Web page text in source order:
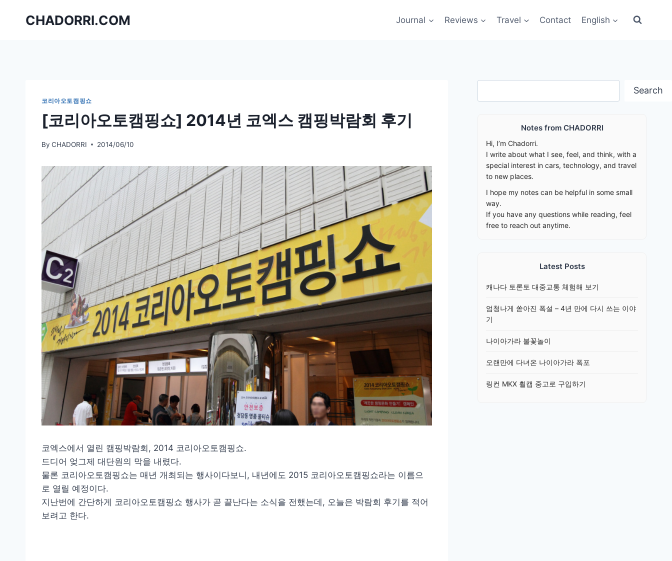
CHADORRI.COM Journal Reviews Travel Contact English
코리아오토캠핑쇼
[코리아오토캠핑쇼] 2014년 코엑스 캠핑박람회 후기
By CHADORRI 2014/06/10
코엑스에서 열린 캠핑박람회, 2014 코리아오토캠핑쇼.
드디어 엊그제 대단원의 막을 내렸다.
물론 코리아오토캠핑쇼는 매년 개최되는 행사이다보니, 내년에도 2015 코리아오토캠핑쇼라는 이름으
로 열릴 예정이다.
지난번에 간단하게 코리아오토캠핑쇼 행사가 곧 끝난다는 소식을 전했는데, 오늘은 박람회 후기를 적어
보려고 한다.
Search
Notes from CHADORRI
Hi, I’m Chadorri.
I write about what I see, feel, and think, with a
special interest in cars, technology, and travel
to new places.
I hope my notes can be helpful in some small
way.
If you have any questions while reading, feel
free to reach out anytime.
Latest Posts
캐나다 토론토 대중교통 체험해 보기
엄청나게 쏟아진 폭설 – 4년 만에 다시 쓰는 이야
기
나이아가라 불꽃놀이
오랜만에 다녀온 나이아가라 폭포
링컨 MKX 휠캡 중고로 구입하기